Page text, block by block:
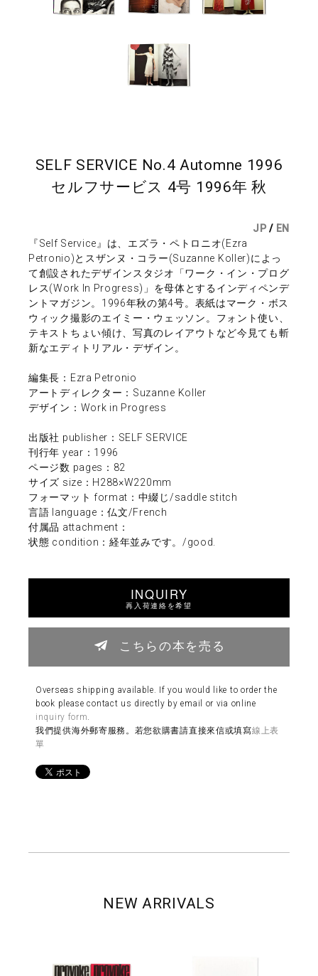
SELF SERVICE No.4 Automne 1996
セルフサービス 4号 1996年 秋
JP / EN
『Self Service』は、エズラ・ペトロニオ(Ezra
Petronio)とスザンヌ・コラー(Suzanne Koller)によっ
て創設されたデザインスタジオ「ワーク・イン・プログ
レス(Work In Progress)」を母体とするインディペンデ
ントマガジン。1996年秋の第4号。表紙はマーク・ボス
ウィック撮影のエイミー・ウェッソン。フォント使い、
テキストちょい傾け、写真のレイアウトなど今見ても斬
新なエディトリアル・デザイン。
編集長：Ezra Petronio
アートディレクター：Suzanne Koller
デザイン：Work in Progress
出版社 publisher：SELF SERVICE
刊行年 year：1996
ページ数 pages：82
サイズ size：H288×W220mm
フォーマット format：中綴じ/saddle stitch
言語 language：仏文/French
付属品 attachment：
状態 condition：経年並みです。/good.
INQUIRY
再入荷連絡を希望
こちらの本を売る
Overseas shipping available. If you would like to order the
book please contact us directly by email or via online
inquiry form
我們提供海外郵寄服務。若您欲購書請直接來信或填寫線上表
單
NEW ARRIVALS